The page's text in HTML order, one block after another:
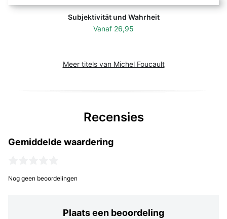
Subjektivität und Wahrheit
Vanaf 26,95
Meer titels van Michel Foucault
Recensies
Gemiddelde waardering
Nog geen beoordelingen
Plaats een beoordeling